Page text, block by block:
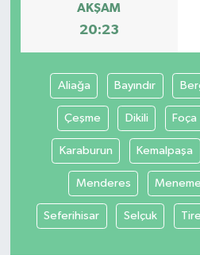
AKŞAM
20:23
Aliağa Bayındır
Çeşme Dikili Foça
Karaburun Kemalpaşa
Menderes
Seferihisar Selçuk Tire